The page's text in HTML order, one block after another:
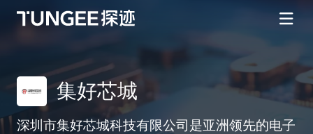
集好芯城
深圳市集好芯城科技有限公司是亚洲领先的电子